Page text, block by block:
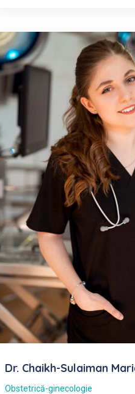
Dr. Chaikh-Sulaiman
Obstetrică-ginecologie